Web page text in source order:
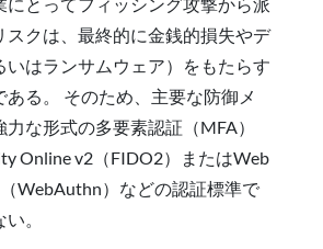
スクは、最終的に金銭的損失やデ
いはランサムウェア）をもたらす
ある。 そのため、主要な防御メ
な形式の多要素認証（MFA）
Online v2（FIDO2）またはWeb
WebAuthn）などの認証標準で
。